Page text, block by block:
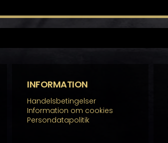
INFORMATION
Handelsbetingelser
Information om cookies
Persondatapolitik